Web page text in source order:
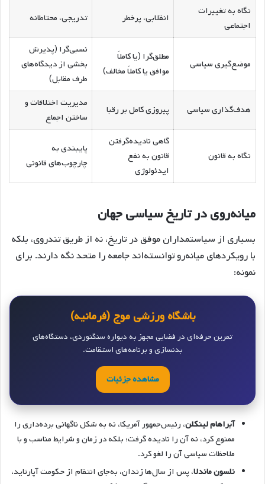
نگاه به تغییرات
اجتماعی
انقلابی، پرخطر تدریجی، محتاطانه
موضع‌گیری سیاسی
مطلق‌گرا (یا کاملاً
موافق یا کاملاً مخالف)
نسبی‌گرا (پذیرش
بخشی از دیدگاه‌های
طرف مقابل)
هدف‌گذاری سیاسی پیروزی کامل بر رقبا
مدیریت اختلافات و
ساختن اجماع
نگاه به قانون
گاهی نادیده‌گرفتن
قانون به نفع
ایدئولوژی
پایبندی به
چارچوب‌های قانونی
میانه‌روی در تاریخ سیاسی جهان
بسیاری از سیاستمداران موفق در تاریخ، نه از طریق تندروی، بلکه
با رویکردهای میانه‌رو توانسته‌اند جامعه را متحد نگه دارند. برای
نمونه:
باشگاه ورزشی موج (فرمانیه)
تمرین حرفه‌ای در فضایی مجهز به دیواره سنگنوردی، دستگاه‌های
بدنسازی و برنامه‌های استقامت.
مشاهده جزئیات
آبراهام لینکلن، رئیس‌جمهور آمریکا، نه به شکل ناگهانی برده‌داری را
ممنوع کرد، نه آن را نادیده گرفت؛ بلکه در زمان و شرایط مناسب و با
ملاحظات سیاسی آن را لغو کرد.
نلسون ماندلا، پس از سال‌ها زندان، به‌جای انتقام از حکومت آپارتاید،